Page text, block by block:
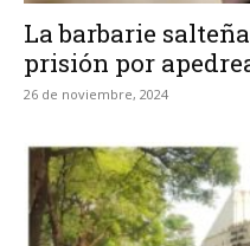
La barbarie
prisión por
26 de noviembre, 2024